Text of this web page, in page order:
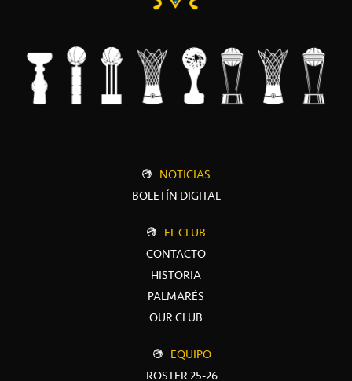
NOTICIAS
BOLETÍN DIGITAL
EL CLUB
CONTACTO
HISTORIA
PALMARÉS
OUR CLUB
EQUIPO
ROSTER 25-26